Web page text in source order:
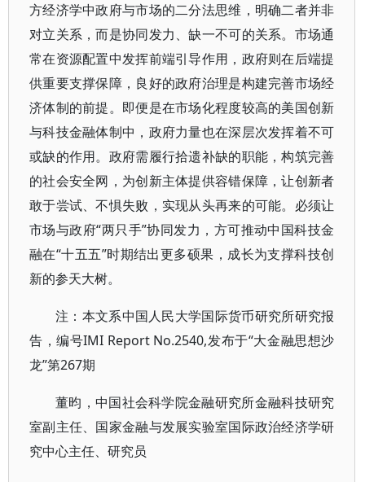
方经济学中政府与市场的二分法思维，明确二者并非
对立关系，而是协同发力、缺一不可的关系。市场通
常在资源配置中发挥前端引导作用，政府则在后端提
供重要支撑保障，良好的政府治理是构建完善市场经
济体制的前提。即便是在市场化程度较高的美国创新
与科技金融体制中，政府力量也在深层次发挥着不可
或缺的作用。政府需履行拾遗补缺的职能，构筑完善
的社会安全网，为创新主体提供容错保障，让创新者
敢于尝试、不惧失败，实现从头再来的可能。必须让
市场与政府“两只手”协同发力，方可推动中国科技金
融在“十五五”时期结出更多硕果，成长为支撑科技创
新的参天大树。
注：本文系中国人民大学国际货币研究所研究报
告，编号IMI Report No.2540,发布于“大金融思想沙
龙”第267期
董昀，中国社会科学院金融研究所金融科技研究
室副主任、国家金融与发展实验室国际政治经济学研
究中心主任、研究员